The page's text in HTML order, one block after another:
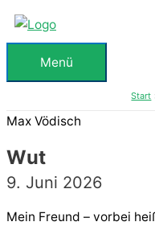
Zum
Inhalt
springenMenü
Menü
Start
Max Vödisch
Wut
9. Juni 2026
Mein Freund – vorbei